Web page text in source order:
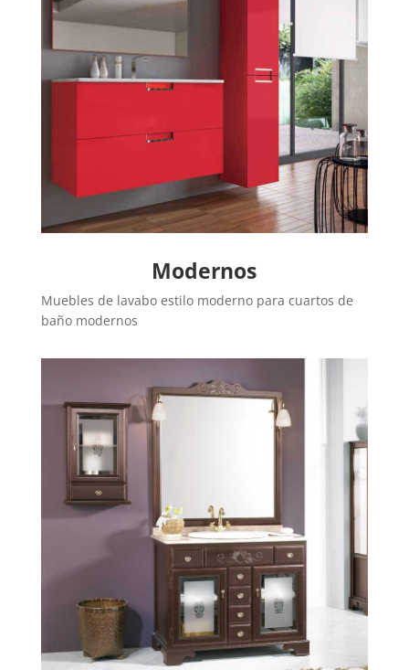
Modernos
Muebles de lavabo estilo moderno para cuartos de
baño modernos